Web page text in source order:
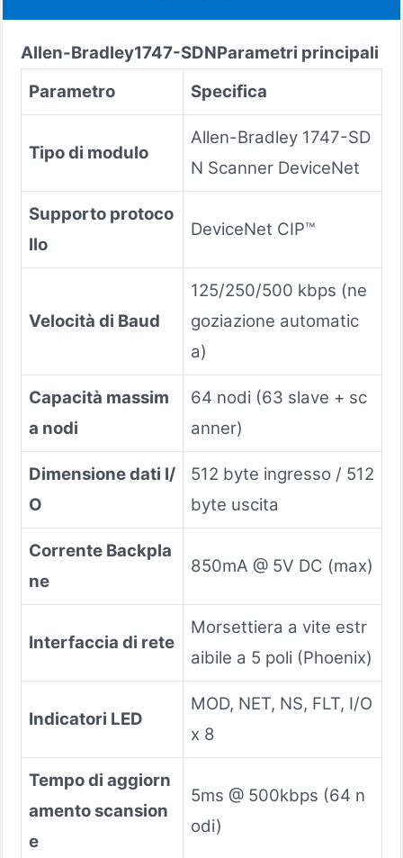
Allen-Bradley1747-SDNParametri principali
Parametro
Specifica
Tipo di modulo
Allen-Bradley 1747-SD
N Scanner DeviceNet
Supporto protoco
llo
DeviceNet CIP™
Velocità di Baud
125/250/500 kbps (ne
goziazione automatic
a)
Capacità massim
a nodi
64 nodi (63 slave + sc
anner)
Dimensione dati I/
O
512 byte ingresso / 512
byte uscita
Corrente Backpla
ne
850mA @ 5V DC (max)
Interfaccia di rete
Morsettiera a vite estr
aibile a 5 poli (Phoenix)
Indicatori LED
MOD, NET, NS, FLT, I/O
x 8
Tempo di aggiorn
amento scansion
e
5ms @ 500kbps (64 n
odi)